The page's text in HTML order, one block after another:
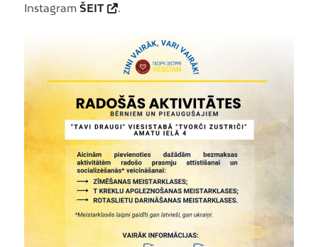
Instagram ŠEIT .